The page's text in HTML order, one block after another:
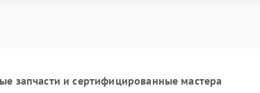
запчасти и сертифицированные мастера